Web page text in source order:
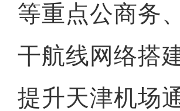
等重点公商务
干航线网络搭
提升天津机场